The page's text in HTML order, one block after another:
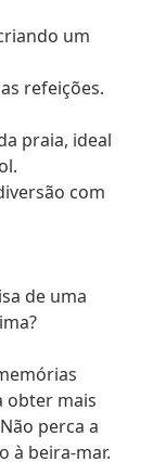
um
refeições.
praia, ideal
com
de uma
obter mais
perca a
à beira-mar.